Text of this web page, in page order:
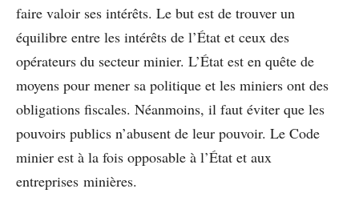
faire valoir ses intérêts. Le but est de trouver un
équilibre entre les intérêts de l’État et ceux des
opérateurs du secteur minier. L’État est en quête de
moyens pour mener sa politique et les miniers ont des
obligations fiscales. Néanmoins, il faut éviter que les
pouvoirs publics n’abusent de leur pouvoir. Le Code
minier est à la fois opposable à l’État et aux
entreprises minières.